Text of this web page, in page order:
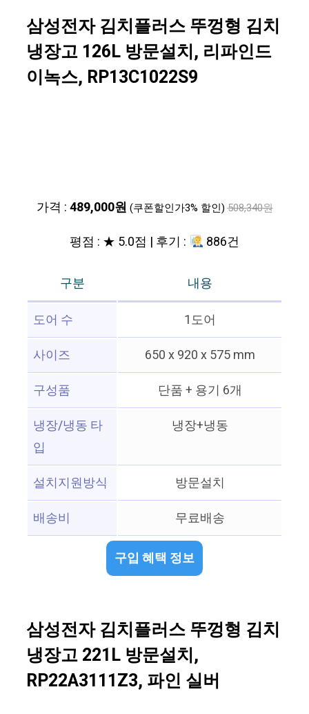
삼성전자 김치플러스 뚜껑형 김치
냉장고 126L 방문설치, 리파인드
이녹스, RP13C1022S9
가격 :489,000원 (쿠폰할인가3% 할인) 508,340원
평점 : ★ 5.0점 | 후기 : 886건
구분
내용
도어 수
1도어
사이즈
650 x 920 x 575 mm
구성품
단품 + 용기 6개
냉장/냉동 타
입
냉장+냉동
설치지원방식
방문설치
배송비
무료배송
구입 혜택 정보
삼성전자 김치플러스 뚜껑형 김치
냉장고 221L 방문설치,
RP22A3111Z3, 파인 실버